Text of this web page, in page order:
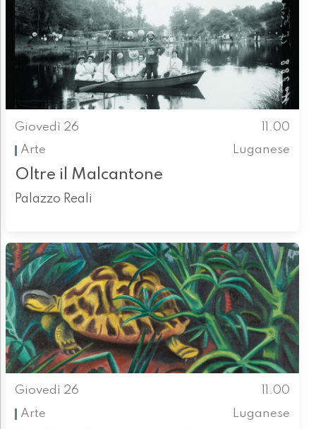
Giovedì 26
11.00
Arte
Luganese
Oltre il Malcantone
Palazzo Reali
Giovedì 26
11.00
Arte
Luganese